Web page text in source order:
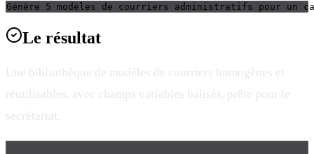
Génère 5 modèles de courriers administratifs pour
Le résultat
Une bibliothèque de modèles de courriers homogènes et
réutilisables, avec champs variables balisés, prête pour le
secrétariat.